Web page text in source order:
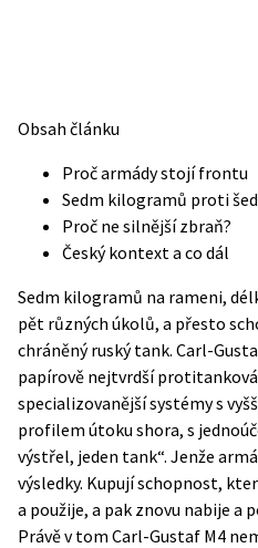
Obsah článku
Proč armády stojí frontu
Sedm kilogramů proti
Proč ne silnější zbraň?
Český kontext a co dál
Sedm kilogramů na rameni,
pět různých úkolů, a přesto
chráněný ruský tank. Carl-
papírově nejtvrdší
specializovanější systémy s
profilem útoku shora, s
výstřel, jeden tank“. Jenže
výsledky. Kupují schopnost,
a použije, a pak znovu nabije a
Právě v tom Carl-Gustaf M4